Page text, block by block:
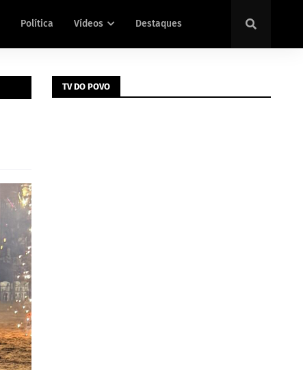
Política Vídeos Destaques
TV DO POVO